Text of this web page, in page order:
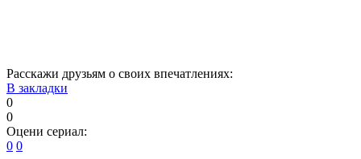
Расскажи друзьям о своих впечатлениях:
В закладки
0
0
Оцени сериал:
0 0